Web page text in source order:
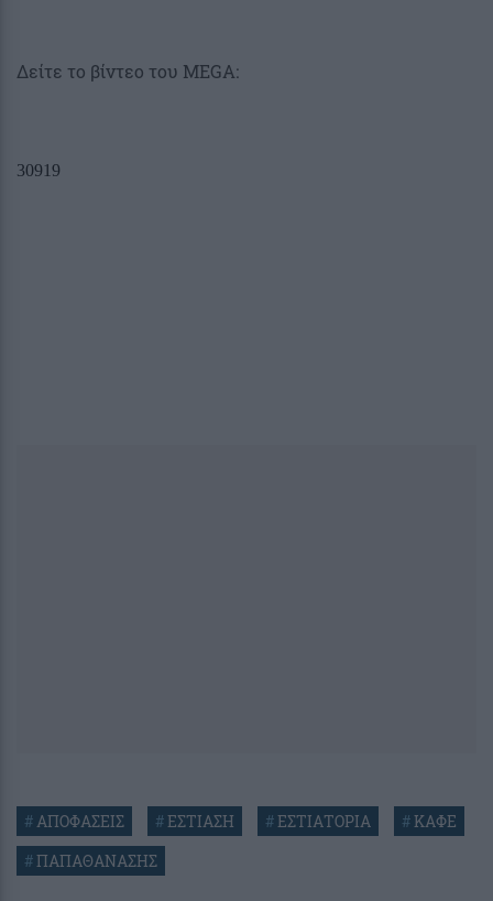
Δείτε το βίντεο του MEGA:
#ΑΠΟΦΑΣΕΙΣ #ΕΣΤΙΑΣΗ #ΕΣΤΙΑΤΟΡΙΑ #ΚΑΦΕ
#ΠΑΠΑΘΑΝΑΣΗΣ